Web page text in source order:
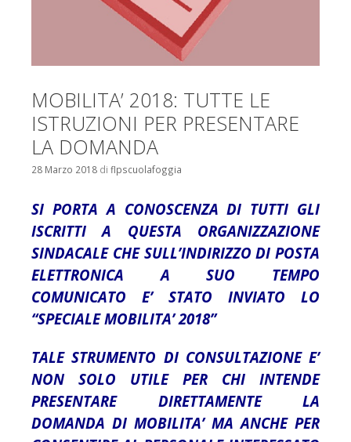
MOBILITA’ 2018: TUTTE LE
ISTRUZIONI PER PRESENTARE
LA DOMANDA
28 Marzo 2018 di flpscuolafoggia
SI PORTA A CONOSCENZA DI TUTTI GLI
ISCRITTI A QUESTA ORGANIZZAZIONE
SINDACALE CHE SULL’INDIRIZZO DI POSTA
ELETTRONICA A SUO TEMPO
COMUNICATO E’ STATO INVIATO LO
“SPECIALE MOBILITA’ 2018”
TALE STRUMENTO DI CONSULTAZIONE E’
NON SOLO UTILE PER CHI INTENDE
PRESENTARE DIRETTAMENTE LA
DOMANDA DI MOBILITA’ MA ANCHE PER